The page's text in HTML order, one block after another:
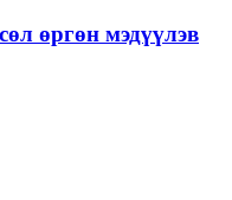
өргөн мэдүүлэв